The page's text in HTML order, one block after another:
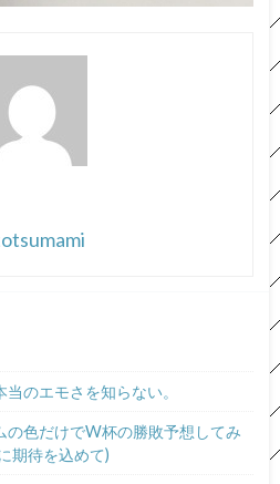
当のエモさを知らない。
の色だけでW杯の勝敗予想してみ
期待を込めて)